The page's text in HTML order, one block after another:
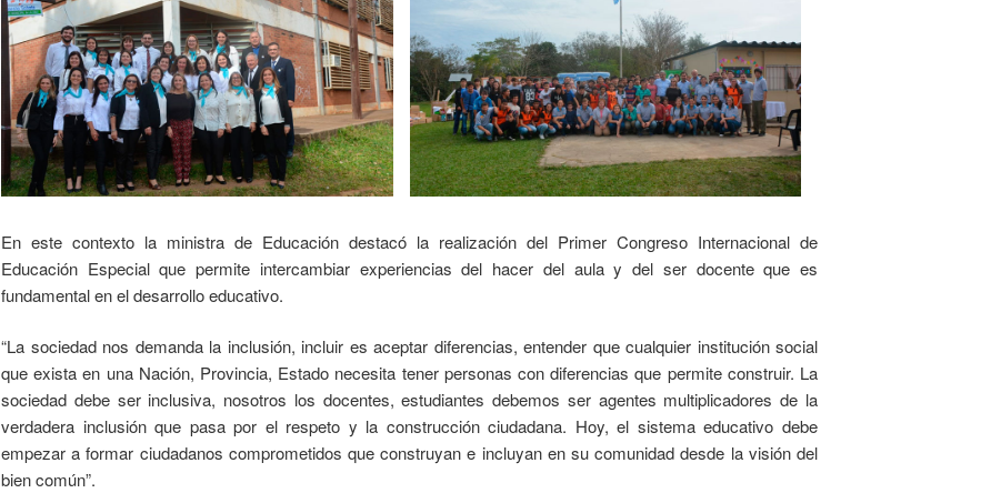
En este contexto la ministra de Educación destacó la realización del Primer Congreso Internacional de
Educación Especial que permite intercambiar experiencias del hacer del aula y del ser docente que es
fundamental en el desarrollo educativo.
“La sociedad nos demanda la inclusión, incluir es aceptar diferencias, entender que cualquier institución social
que exista en una Nación, Provincia, Estado necesita tener personas con diferencias que permite construir. La
sociedad debe ser inclusiva, nosotros los docentes, estudiantes debemos ser agentes multiplicadores de la
verdadera inclusión que pasa por el respeto y la construcción ciudadana. Hoy, el sistema educativo debe
empezar a formar ciudadanos comprometidos que construyan e incluyan en su comunidad desde la visión del
bien común”.